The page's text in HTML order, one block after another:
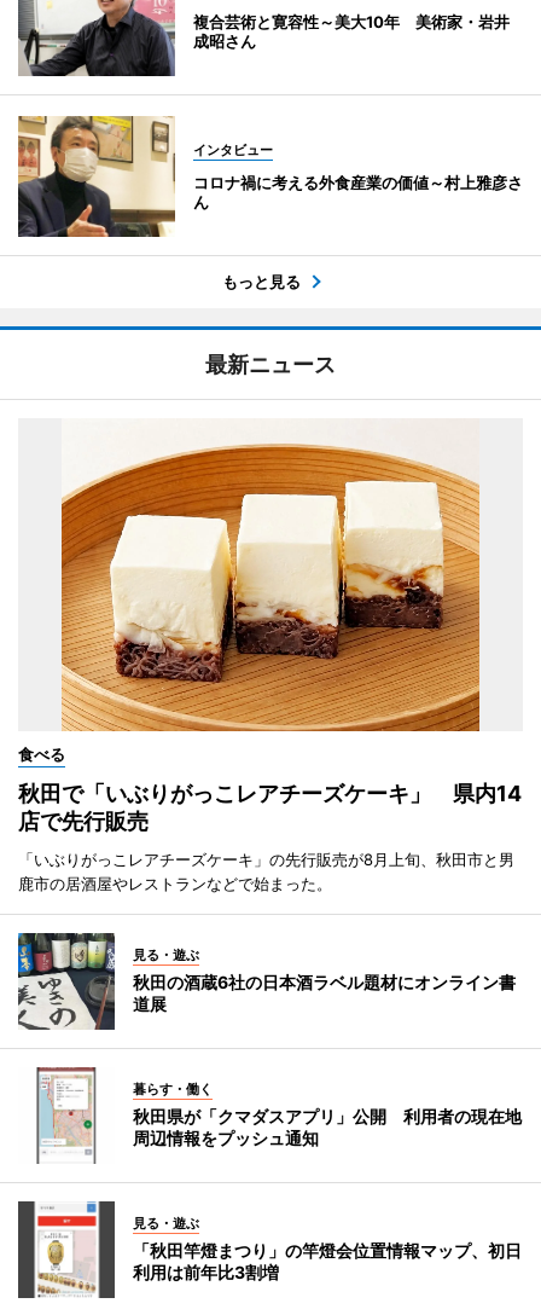
複合芸術と寛容性～美大10年 美術家・岩井
成昭さん
インタビュー
コロナ禍に考える外食産業の価値～村上雅彦さ
ん
もっと見る
最新ニュース
食べる
秋田で「いぶりがっこレアチーズケーキ」 県内14
店で先行販売
「いぶりがっこレアチーズケーキ」の先行販売が8月上旬、秋田市と男
鹿市の居酒屋やレストランなどで始まった。
見る・遊ぶ
秋田の酒蔵6社の日本酒ラベル題材にオンライン書
道展
暮らす・働く
秋田県が「クマダスアプリ」公開 利用者の現在地
周辺情報をプッシュ通知
見る・遊ぶ
「秋田竿燈まつり」の竿燈会位置情報マップ、初日
利用は前年比3割増